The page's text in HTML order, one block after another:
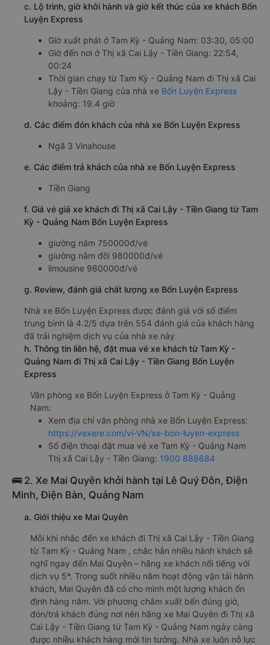
c. Lộ trình, giờ khởi hành và giờ kết thúc của xe khách Bốn
Luyện Express
Giờ xuất phát ở Tam Kỳ - Quảng Nam: 03:30, 05:00
Giờ đến nơi ở Thị xã Cai Lậy - Tiền Giang: 22:54,
00:24
Thời gian chạy từ Tam Kỳ - Quảng Nam đi Thị xã Cai
Lậy - Tiền Giang của nhà xe Bốn Luyện Express
khoảng: 19.4 giờ
d. Các điểm đón khách của nhà xe Bốn Luyện Express
Ngã 3 Vinahouse
e. Các điểm trả khách của nhà xe Bốn Luyện Express
Tiền Giang
f. Giá vé giá xe khách đi Thị xã Cai Lậy - Tiền Giang từ Tam
Kỳ - Quảng Nam Bốn Luyện Express
giường nằm 750000đ/vé
giường nằm đôi 980000đ/vé
limousine 980000đ/vé
g. Review, đánh giá chất lượng xe Bốn Luyện Express
Nhà xe Bốn Luyện Express được đánh giá với số điểm
trung bình là 4.2/5 dựa trên 554 đánh giá của khách hàng
đã trải nghiệm dịch vụ của nhà xe này.
h. Thông tin liên hệ, đặt mua vé xe khách từ Tam Kỳ -
Quảng Nam đi Thị xã Cai Lậy - Tiền Giang Bốn Luyện
Express
Văn phòng xe Bốn Luyện Express ở Tam Kỳ - Quảng
Nam:
Xem địa chỉ văn phòng nhà xe Bốn Luyện Express:
https://vexere.com/vi-VN/xe-bon-luyen-express
Số điện thoại đặt mua vé xe Tam Kỳ - Quảng Nam
Thị xã Cai Lậy - Tiền Giang: 1900 888684
🚌 2. Xe Mai Quyên khởi hành tại Lê Quý Đôn, Điện
Minh, Điện Bàn, Quảng Nam
a. Giới thiệu xe Mai Quyên
Mỗi khi nhắc đến xe khách đi Thị xã Cai Lậy - Tiền Giang
từ Tam Kỳ - Quảng Nam , chắc hẳn nhiều hành khách sẽ
nghĩ ngay đến Mai Quyên – hãng xe khách nổi tiếng với
dịch vụ 5*. Trong suốt nhiều năm hoạt động vận tải hành
khách, Mai Quyên đã có cho mình một lượng khách ổn
định hàng năm. Với phương châm xuất bến đúng giờ,
đón/trả khách đúng nơi nên hãng xe Mai Quyên đi Thị xã
Cai Lậy - Tiền Giang từ Tam Kỳ - Quảng Nam ngày càng
được nhiều khách hàng mới tin tưởng. Nhà xe luôn nỗ lực